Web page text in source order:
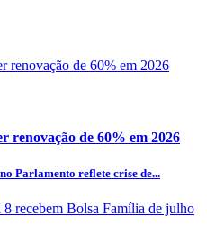
renovação de 60% em 2026
Parlamento reflete crise de...